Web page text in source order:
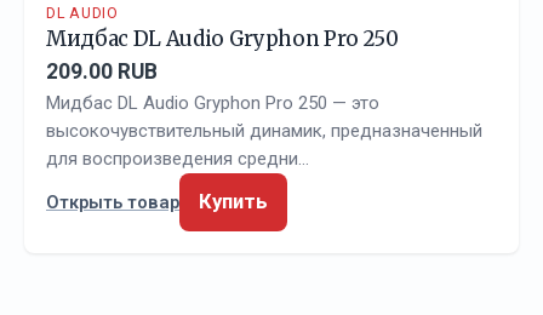
DL AUDIO
Мидбас DL Audio Gryphon Pro 250
209.00 RUB
Мидбас DL Audio Gryphon Pro 250 — это
высокочувствительный динамик, предназначенный
для воспроизведения средни…
Открыть товар
Купить